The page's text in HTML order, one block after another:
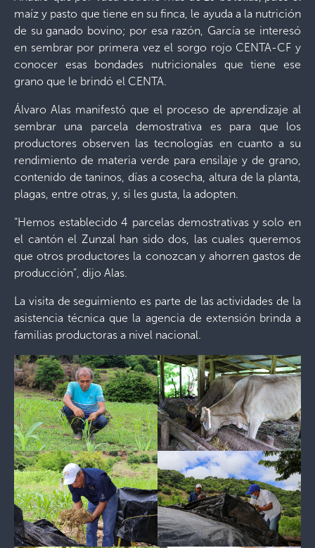
maíz y pasto que tiene en su finca, le ayuda a la nutrición
de su ganado bovino; por esa razón, García se interesó
en sembrar por primera vez el sorgo rojo CENTA-CF y
conocer esas bondades nutricionales que tiene ese
grano que le brindó el CENTA.
Álvaro Alas manifestó que el proceso de aprendizaje al
sembrar una parcela demostrativa es para que los
productores observen las tecnologías en cuanto a su
rendimiento de materia verde para ensilaje y de grano,
contenido de taninos, días a cosecha, altura de la planta,
plagas, entre otras, y, si les gusta, la adopten.
“Hemos establecido 4 parcelas demostrativas y solo en
el cantón el Zunzal han sido dos, las cuales queremos
que otros productores la conozcan y ahorren gastos de
producción”, dijo Alas.
La visita de seguimiento es parte de las actividades de la
asistencia técnica que la agencia de extensión brinda a
familias productoras a nivel nacional.